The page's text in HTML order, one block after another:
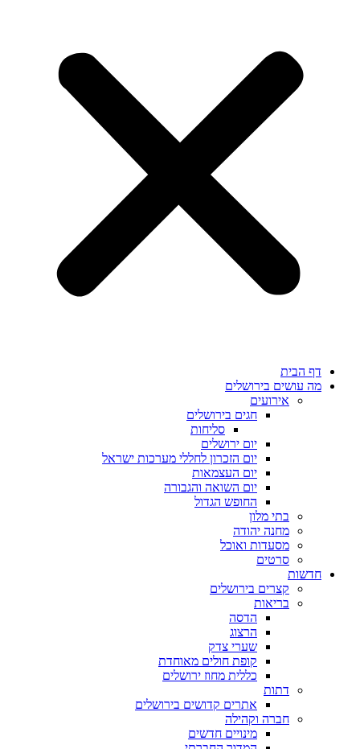
דף הבית
מה עושים בירושלים
אירועים
חגים בירושלים
סליחות
יום ירושלים
יום הזכרון לחללי מערכות ישראל
יום העצמאות
יום השואה והגבורה
החופש הגדול
בתי מלון
מחנה יהודה
מסעדות ואוכל
סרטים
חדשות
קצרים בירושלים
בריאות
הדסה
הרצוג
שערי צדק
קופת חולים מאוחדת
כללית מחוז ירושלים
דתות
אתרים קדושים בירושלים
חברה וקהילה
מינויים חדשים